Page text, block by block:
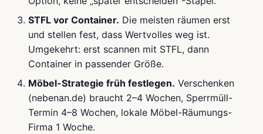
STFL vor Container. Die meisten räumen erst
und stellen fest, dass Wertvolles weg ist.
Umgekehrt: erst scannen mit STFL, dann
Container in passender Größe.
Möbel-Strategie früh festlegen. Verschenken
(nebenan.de) braucht 2–4 Wochen, Sperrmüll-
Termin 4–8 Wochen, lokale Möbel-Räumungs-
Firma 1 Woche.